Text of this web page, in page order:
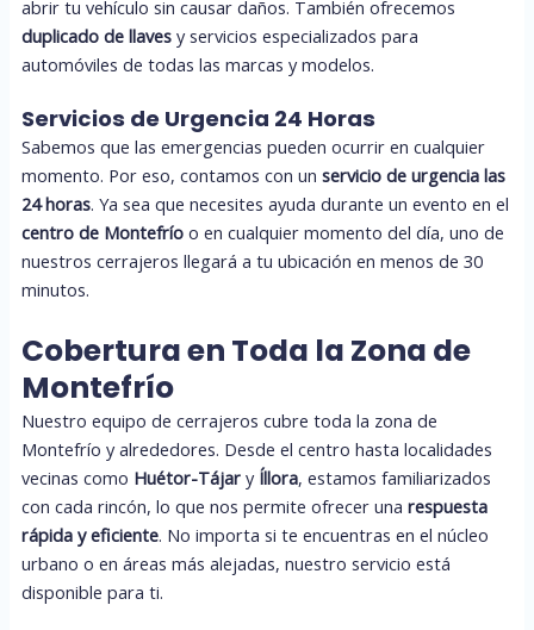
abrir tu vehículo sin causar daños. También ofrecemos
duplicado de llavesy servicios especializados para
automóviles de todas las marcas y modelos.
Servicios de Urgencia 24 Horas
Sabemos que las emergencias pueden ocurrir en cualquier
momento. Por eso, contamos con un servicio de urgencia las
24 horas. Ya sea que necesites ayuda durante un evento en el
centro de Montefríoo en cualquier momento del día, uno de
nuestros cerrajeros llegará a tu ubicación en menos de 30
minutos.
Cobertura en Toda la Zona de
Montefrío
Nuestro equipo de cerrajeros cubre toda la zona de
Montefrío y alrededores. Desde el centro hasta localidades
vecinas como Huétor-Tájary Íllora, estamos familiarizados
con cada rincón, lo que nos permite ofrecer una respuesta
rápida y eficiente. No importa si te encuentras en el núcleo
urbano o en áreas más alejadas, nuestro servicio está
disponible para ti.